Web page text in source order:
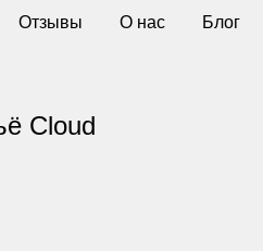
Отзывы О нас Блог
Cloud